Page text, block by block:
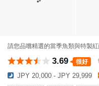
請您品嚐精選的當季魚類與特製
3.69 很好
JPY 20,000 - JPY 29,999